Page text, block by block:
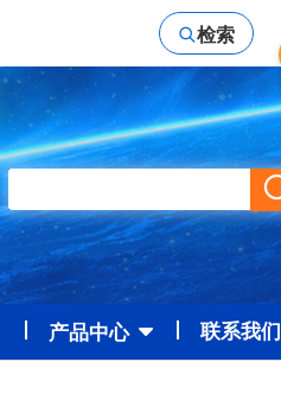
检索
产品中心 联系我们